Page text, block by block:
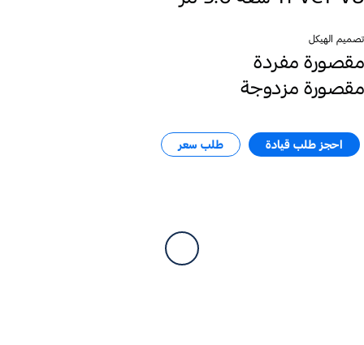
تصميم الهيكل
مقصورة مفردة
مقصورة مزدوجة
احجز طلب قيادة طلب سعر